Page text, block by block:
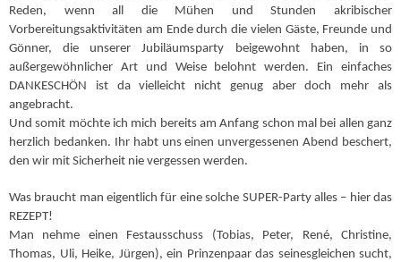
Reden, wenn all die Mühen und Stunden akribischer
Vorbereitungsaktivitäten am Ende durch die vielen Gäste, Freunde und
Gönner, die unserer Jubiläumsparty beigewohnt haben, in so
außergewöhnlicher Art und Weise belohnt werden. Ein einfaches
DANKESCHÖN ist da vielleicht nicht genug aber doch mehr als
angebracht.
Und somit möchte ich mich bereits am Anfang schon mal bei allen ganz
herzlich bedanken. Ihr habt uns einen unvergessenen Abend beschert,
den wir mit Sicherheit nie vergessen werden.
Was braucht man eigentlich für eine solche SUPER-Party alles – hier das
REZEPT!
Man nehme einen Festausschuss (Tobias, Peter, René, Christine,
Thomas, Uli, Heike, Jürgen), ein Prinzenpaar das seinesgleichen sucht,